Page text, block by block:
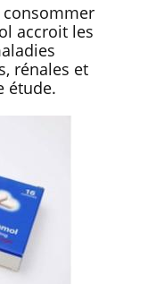
consommer
accroit les
rénales et
étude.